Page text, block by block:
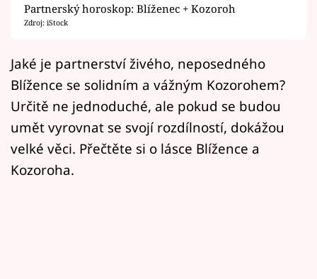
Filmový festival Karlovy Vary
Mámy sobě
Přihlášení
Partnerský horoskop: Blíženec + Kozoroh
Zdroj: iStock
Jaké je partnerství živého, neposedného
Blížence se solidním a vážným Kozorohem?
Určitě ne jednoduché, ale pokud se budou
umět vyrovnat se svojí rozdílností, dokážou
velké věci. Přečtěte si o lásce Blížence a
Kozoroha.